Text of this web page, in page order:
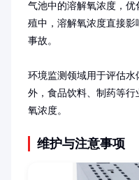
气池中的溶解氧浓度，
殖中，溶解氧浓度直接
事故。
环境监测领域用于评估
外，食品饮料、制药等
氧浓度。
维护与注意事项